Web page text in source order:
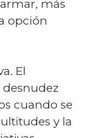
más
opción
El
cuando se
y la